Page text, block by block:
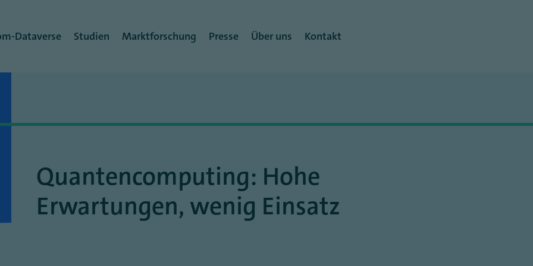
Quantencomputing: Hohe
Erwartungen, wenig Einsatz
Dataverse Studien Marktforschung Presse Über uns Kontakt